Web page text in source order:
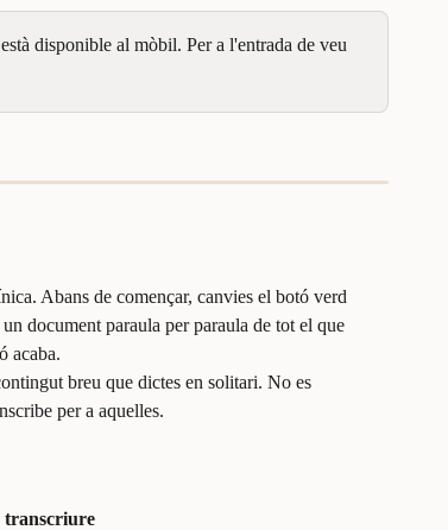
disponible al mòbil. Per a l'entrada de veu
Abans de començar, canvies el botó verd
document paraula per paraula de tot el que
acaba.
breu que dictes en solitari. No es
per a aquelles.
transcriure